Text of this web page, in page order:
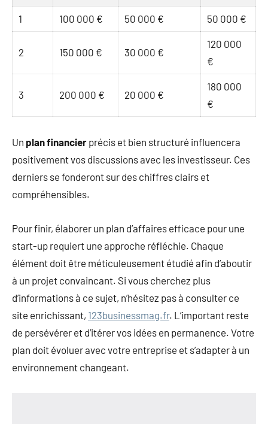
1 100 000 € 50 000 € 50 000 €
2 150 000 € 30 000 €
120 000
€
3 200 000 € 20 000 €
180 000
€
Un plan financier précis et bien structuré influencera
positivement vos discussions avec les investisseur. Ces
derniers se fonderont sur des chiffres clairs et
compréhensibles.
Pour finir, élaborer un plan d’affaires efficace pour une
start-up requiert une approche réfléchie. Chaque
élément doit être méticuleusement étudié afin d’aboutir
à un projet convaincant. Si vous cherchez plus
d’informations à ce sujet, n’hésitez pas à consulter ce
site enrichissant, 123businessmag.fr. L’important reste
de persévérer et d’itérer vos idées en permanence. Votre
plan doit évoluer avec votre entreprise et s’adapter à un
environnement changeant.